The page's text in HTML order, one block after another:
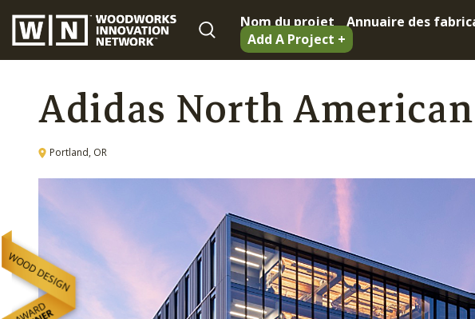
Nom du projet Annuaire des
Add A Project +
Adidas North
Portland, OR